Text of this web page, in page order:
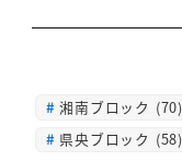
湘南ブロック (70)
県央ブロック (58)